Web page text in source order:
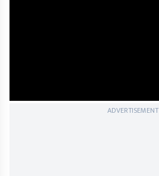
ADVERTISEMENT